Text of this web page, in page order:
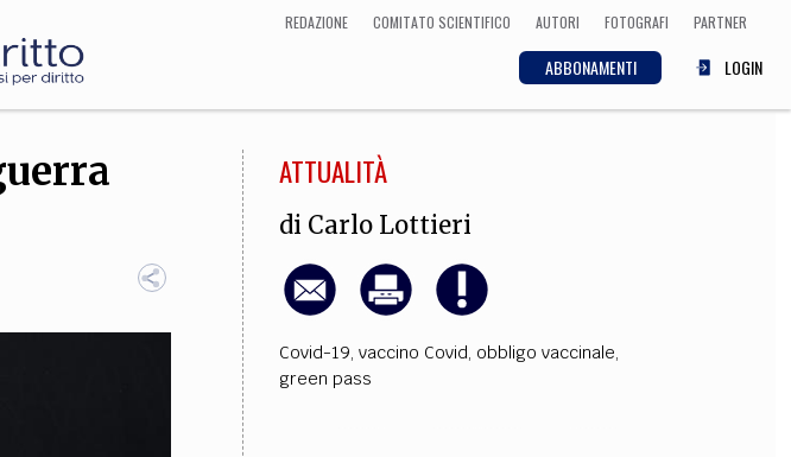
REDAZIONE COMITATO SCIENTIFICO AUTORI FOTOGRAFI PARTNER
ABBONAMENTI LOGIN
ECONOMIA
CULTURA
Arte, Cinema, Musica,
ATTUALITÀ
di Carlo Lottieri
Covid-19, vaccino Covid, obbligo vaccinale,
green pass